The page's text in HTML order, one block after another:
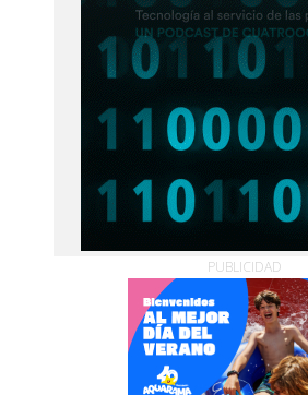
PUBLICIDAD